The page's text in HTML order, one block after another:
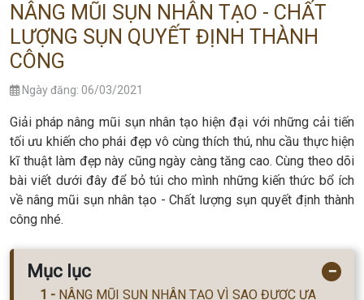
NÂNG MŨI SỤN NHÂN TẠO - CHẤT
LƯỢNG SỤN QUYẾT ĐỊNH THÀNH
CÔNG
Ngày đăng: 06/03/2021
Giải pháp nâng mũi sụn nhân tạo hiện đại với những cải tiến
tối ưu khiến cho phái đẹp vô cùng thích thú, nhu cầu thực hiện
kĩ thuật làm đẹp này cũng ngày càng tăng cao. Cùng theo dõi
bài viết dưới đây để bỏ túi cho mình những kiến thức bổ ích
về nâng mũi sụn nhân tạo - Chất lượng sụn quyết định thành
công nhé.
Mục lục −
NÂNG MŨI SỤN NHÂN TẠO VÌ SAO ĐƯỢC ƯA